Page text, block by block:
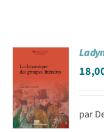
La
par